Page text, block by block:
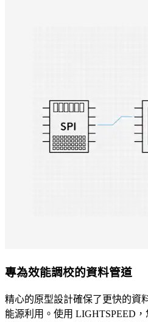
專為效能調校的資料管道
精心的原型設計確保了更快的資
能源利用。使用 LIGHTSPEED